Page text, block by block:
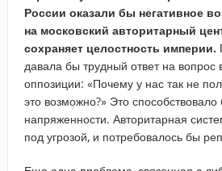
России оказали бы негативное
на московский авторитарный
сохраняет целостность империи.
давала бы трудный ответ на вопрос
оппозиции: «Почему у нас так не
это возможно?» Это способствовало
напряженности. Авторитарная
под угрозой, и потребовалось бы